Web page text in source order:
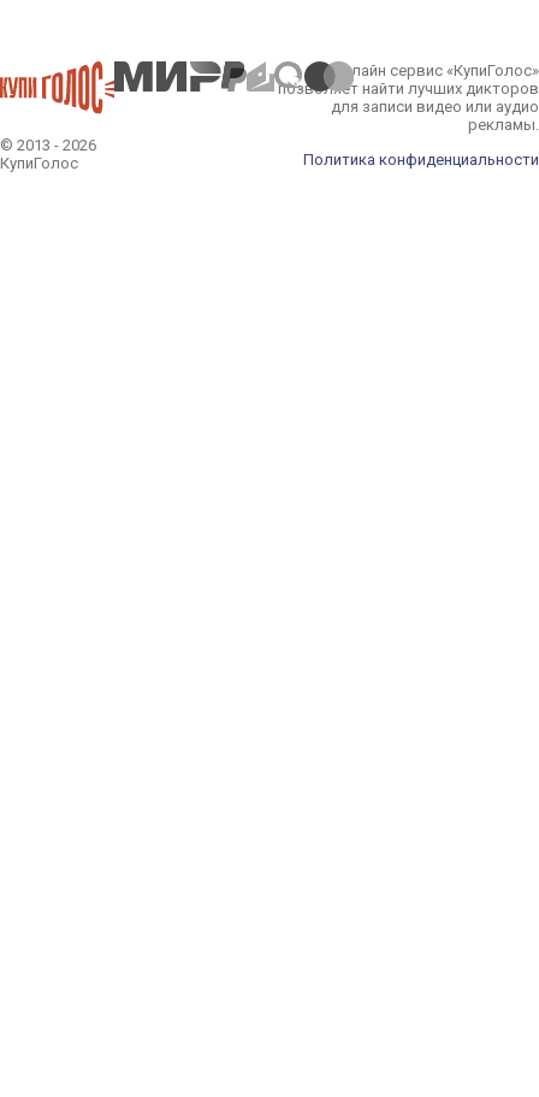
© 2013 - 2026
КупиГолос
Онлайн сервис «КупиГолос»
позволяет найти лучших дикторов
для записи видео или аудио
рекламы.
Политика конфиденциальности